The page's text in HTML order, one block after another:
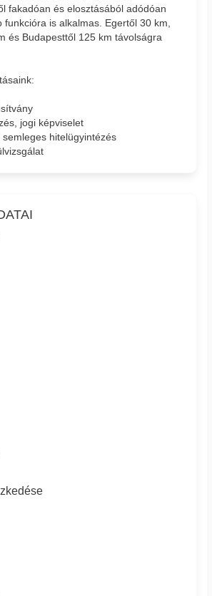
fakadóan és elosztásából adódóan
is alkalmas. Egertől 30 km,
és Budapesttől 125 km távolságra
jogi képviselet
hitelügyintézés